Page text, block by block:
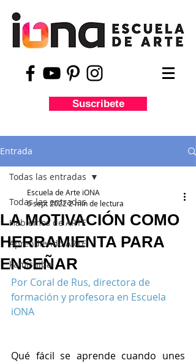
Suscribete
Entrada
Todas las entradas
Hablemos de ARTE
Aprendiendo ARTE
kamishibai
Todas las entradas
LA MOTIVACIÓN COMO
HERRAMIENTA PARA
ENSEÑAR
Escuela de Arte iONA
6 sept 20222 min de lectura
Por Coral de Rus, directora de
formación y profesora en Escuela
iONA
Qué fácil se aprende cuando unes